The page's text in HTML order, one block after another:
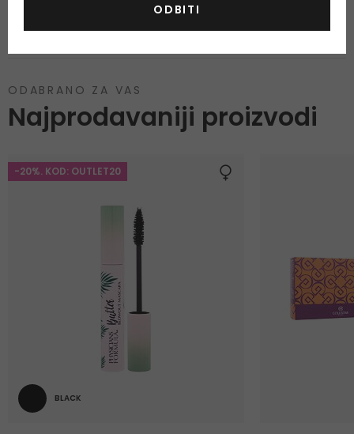
ODABRANO ZA VAS
Najprodavaniji proizvodi
-20%. KOD: OUTLET20
BLACK
ODBITI